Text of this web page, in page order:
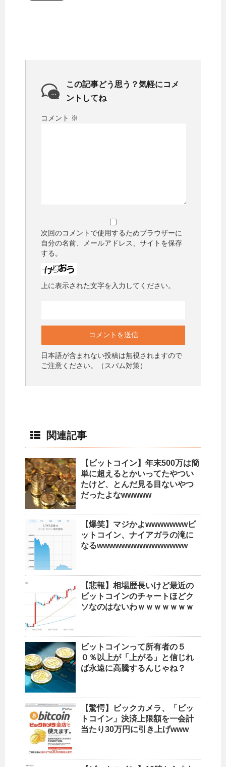
この記事どう思う？気軽にコメ
ントしてね
コメント ※
次回のコメントで使用するためブラウザーに
自分の名前、メールアドレス、サイトを保存
する。
上に表示された文字を入力してください。
日本語が含まれない投稿は無視されますので
ご注意ください。（スパム対策）
関連記事
【ビットコイン】年末500万は簡
単に超えるとかいってたやつい
たけど、とんだ見る目ないやつ
だったよなwwwww
【爆笑】マジかよwwwwwwwビ
ットコイン、ナイアガラの滝に
なるwwwwwwwwwwwwwww
【悲報】相場歴長いけど最近の
ビットコインのチャートほどク
ソなのはないわｗｗｗｗｗｗｗ
ビットコインって所有者の５
０％以上が「上がる」と信じれ
ば永遠に高騰するんじゃね？
【驚愕】ビックカメラ、「ビッ
トコイン」決済上限額を一会計
当たり30万円に引き上げwww